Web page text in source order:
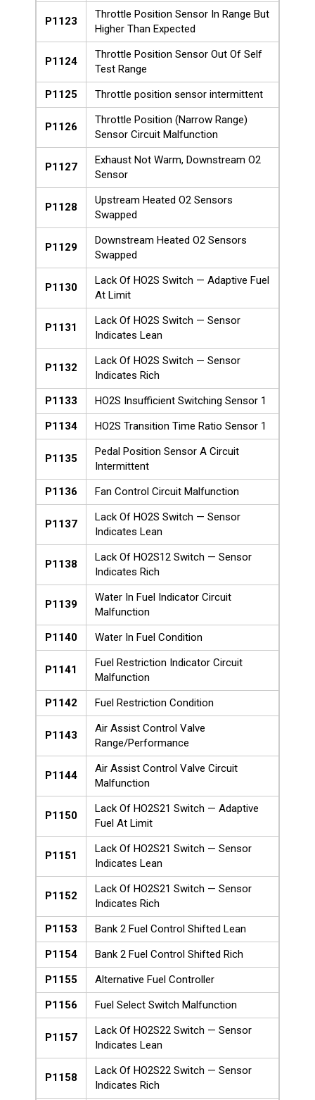
P1123
Throttle Position Sensor In Range But
Higher Than Expected
P1124
Throttle Position Sensor Out Of Self
Test Range
P1125
Throttle position sensor intermittent
P1126
Throttle Position (Narrow Range)
Sensor Circuit Malfunction
P1127
Exhaust Not Warm, Downstream O2
Sensor
P1128
Upstream Heated O2 Sensors
Swapped
P1129
Downstream Heated O2 Sensors
Swapped
P1130
Lack Of HO2S Switch — Adaptive Fuel
At Limit
P1131
Lack Of HO2S Switch — Sensor
Indicates Lean
P1132
Lack Of HO2S Switch — Sensor
Indicates Rich
P1133
HO2S Insufficient Switching Sensor 1
P1134
HO2S Transition Time Ratio Sensor 1
P1135
Pedal Position Sensor A Circuit
Intermittent
P1136
Fan Control Circuit Malfunction
P1137
Lack Of HO2S Switch — Sensor
Indicates Lean
P1138
Lack Of HO2S12 Switch — Sensor
Indicates Rich
P1139
Water In Fuel Indicator Circuit
Malfunction
P1140
Water In Fuel Condition
P1141
Fuel Restriction Indicator Circuit
Malfunction
P1142
Fuel Restriction Condition
P1143
Air Assist Control Valve
Range/Performance
P1144
Air Assist Control Valve Circuit
Malfunction
P1150
Lack Of HO2S21 Switch — Adaptive
Fuel At Limit
P1151
Lack Of HO2S21 Switch — Sensor
Indicates Lean
P1152
Lack Of HO2S21 Switch — Sensor
Indicates Rich
P1153
Bank 2 Fuel Control Shifted Lean
P1154
Bank 2 Fuel Control Shifted Rich
P1155
Alternative Fuel Controller
P1156
Fuel Select Switch Malfunction
P1157
Lack Of HO2S22 Switch — Sensor
Indicates Lean
P1158
Lack Of HO2S22 Switch — Sensor
Indicates Rich